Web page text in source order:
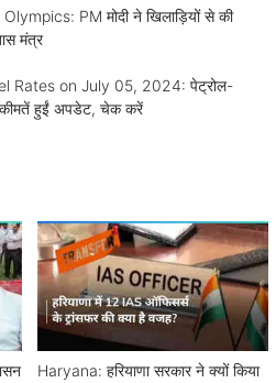
PM मोदी ने खिलाड़ियों से की
मंत्र
Rates on July 05, 2024: पेट्रोल-
हुईं अपडेट, चेक करें
Haryana: हरियाणा सरकार ने क्यों किया